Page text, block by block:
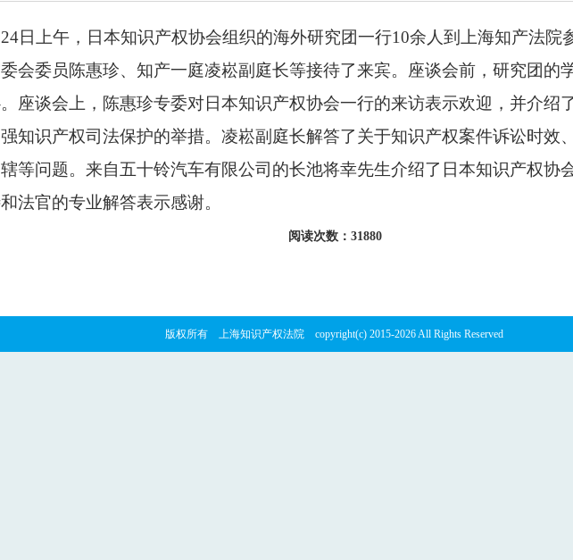
24日上午，日本知识产权协会组织的海外研究团一行10余人到上海知产法院
会委员陈惠珍、知产一庭凌崧副庭长等接待了来宾。座谈会前，研究团的
座谈会上，陈惠珍专委对日本知识产权协会一行的来访表示欢迎，并介绍
知识产权司法保护的举措。凌崧副庭长解答了关于知识产权案件诉讼时效
等问题。来自五十铃汽车有限公司的长池将幸先生介绍了日本知识产权协
法官的专业解答表示感谢。
阅读次数：31880
版权所有 上海知识产权法院 copyright(c) 2015-2026 All Rights Reserved